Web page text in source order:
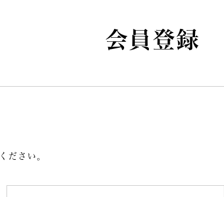
会員登録
ださい。